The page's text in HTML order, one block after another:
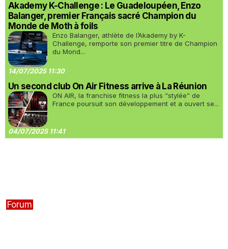
Akademy K-Challenge : Le Guadeloupéen, Enzo
Balanger, premier Français sacré Champion du
Monde de Moth à foils
Enzo Balanger, athlète de l’Akademy by K-
Challenge, remporte son premier titre de Champion
du Mond...
14/07/2025 11:30
Un second club On Air Fitness arrive à La Réunion
ON AIR, la franchise fitness la plus “stylée” de
France poursuit son développement et a ouvert se...
04/07/2025 11:41
Forum